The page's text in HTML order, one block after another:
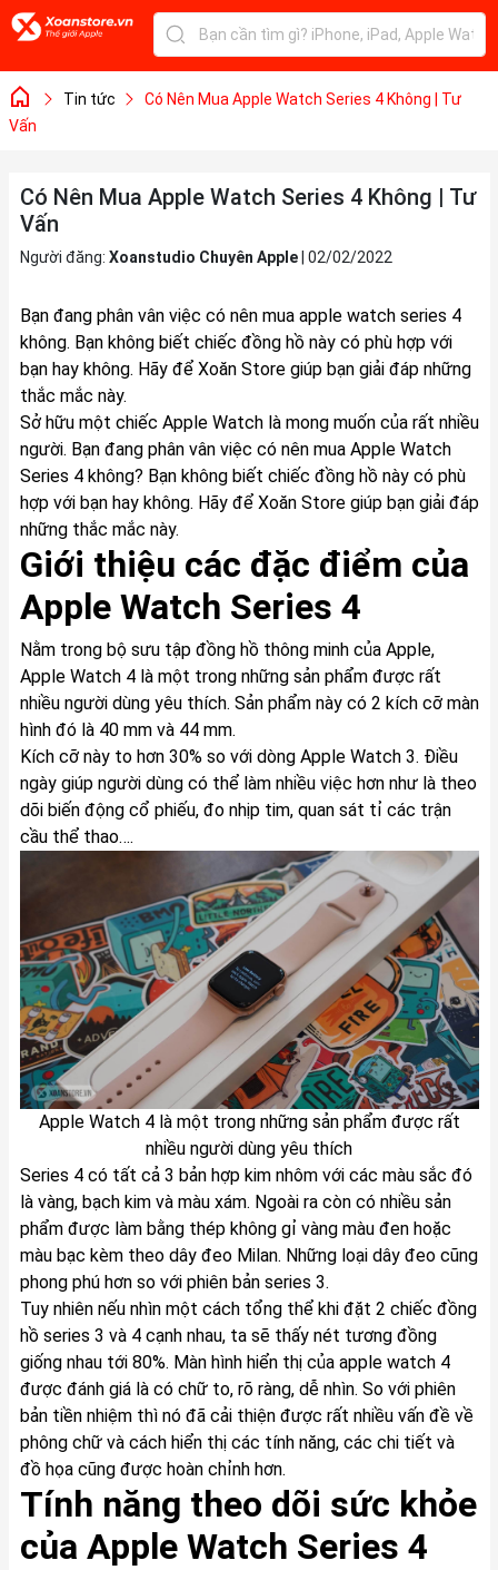
Tin tức
Có Nên Mua Apple Watch Series 4 Không | Tư
Vấn
Có Nên Mua Apple Watch Series 4 Không | Tư
Vấn
Người đăng: Xoanstudio Chuyên Apple| 02/02/2022
Bạn đang phân vân việc có nên mua apple watch series 4
không. Bạn không biết chiếc đồng hồ này có phù hợp với
bạn hay không. Hãy để Xoăn Store giúp bạn giải đáp những
thắc mắc này.
Sở hữu một chiếc Apple Watch là mong muốn của rất nhiều
người. Bạn đang phân vân việc có nên mua Apple Watch
Series 4 không? Bạn không biết chiếc đồng hồ này có phù
hợp với bạn hay không. Hãy để Xoăn Store giúp bạn giải đáp
những thắc mắc này.
Giới thiệu các đặc điểm của
Apple Watch Series 4
Nằm trong bộ sưu tập đồng hồ thông minh của Apple,
Apple Watch 4 là một trong những sản phẩm được rất
nhiều người dùng yêu thích. Sản phẩm này có 2 kích cỡ màn
hình đó là 40 mm và 44 mm.
Kích cỡ này to hơn 30% so với dòng Apple Watch 3. Điều
ngày giúp người dùng có thể làm nhiều việc hơn như là theo
dõi biến động cổ phiếu, đo nhịp tim, quan sát tỉ các trận
cầu thể thao….
Apple Watch 4 là một trong những sản phẩm được rất
nhiều người dùng yêu thích
Series 4 có tất cả 3 bản hợp kim nhôm với các màu sắc đó
là vàng, bạch kim và màu xám. Ngoài ra còn có nhiều sản
phẩm được làm bằng thép không gỉ vàng màu đen hoặc
màu bạc kèm theo dây đeo Milan. Những loại dây đeo cũng
phong phú hơn so với phiên bản series 3.
Tuy nhiên nếu nhìn một cách tổng thể khi đặt 2 chiếc đồng
hồ series 3 và 4 cạnh nhau, ta sẽ thấy nét tương đồng
giống nhau tới 80%. Màn hình hiển thị của apple watch 4
được đánh giá là có chữ to, rõ ràng, dễ nhìn. So với phiên
bản tiền nhiệm thì nó đã cải thiện được rất nhiều vấn đề về
phông chữ và cách hiển thị các tính năng, các chi tiết và
đồ họa cũng được hoàn chỉnh hơn.
Tính năng theo dõi sức khỏe
của Apple Watch Series 4